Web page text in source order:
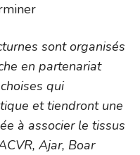
sont organisés
en partenariat
qui
et tiendront une
à associer le tissus
Ajar, Boar